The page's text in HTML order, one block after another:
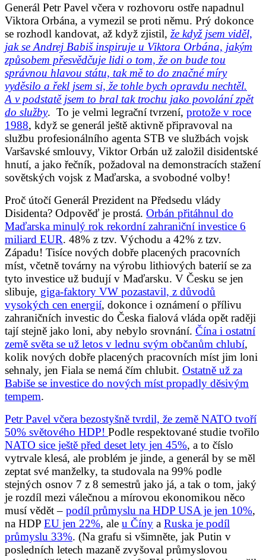
Generál Petr Pavel včera v rozhovoru ostře napadnul
Viktora Orbána, a vymezil se proti němu. Prý dokonce
se rozhodl kandovat, až když zjistil, že když jsem viděl,
jak se Andrej Babiš inspiruje u Viktora Orbána, jakým
způsobem přesvědčuje lidi o tom, že on bude tou
správnou hlavou státu, tak mě to do značné míry
vyděsilo a řekl jsem si, že tohle bych opravdu nechtěl.
A v podstatě jsem to bral tak trochu jako povolání zpět
do služby. To je velmi legrační tvrzení, protože v roce
1988, když se generál ještě aktivně připravoval na
službu profesionálního agenta STB ve službách vojsk
Varšavské smlouvy, Viktor Orbán už založil disidentské
hnutí, a jako řečník, požadoval na demonstracích stažení
sovětských vojsk z Maďarska, a svobodné volby!
Proč útočí Generál Prezident na Předsedu vlády
Disidenta? Odpověď je prostá. Orbán přitáhnul do
Maďarska minulý rok rekordní zahraniční investice 6
miliard EUR. 48% z tzv. Východu a 42% z tzv.
Západu! Tisíce nových dobře placených pracovních
míst, včetně továrny na výrobu lithiových baterií se za
tyto investice už budují v Maďarsku. V Česku se jen
slibuje, giga-faktory VW pozastavil, z důvodů
vysokých cen energií, dokonce i oznámení o přílivu
zahraničních investic do Česka fialová vláda opět raději
tají stejně jako loni, aby nebylo srovnání. Čína i ostatní
země světa se už letos v lednu svým občanům chlubí,
kolik nových dobře placených pracovních míst jim loni
sehnaly, jen Fiala se nemá čím chlubit. Ostatně už za
Babiše se investice do nových míst propadly děsivým
tempem.
Petr Pavel včera bezostyšně tvrdil, že země NATO tvoří
50% světového HDP! Podle respektované studie tvořilo
NATO sice ještě před deset lety jen 45%, a to číslo
vytrvale klesá, ale problém je jinde, a generál by se měl
zeptat své manželky, ta studovala na 99% podle
stejných osnov 7 z 8 semestrů jako já, a tak o tom, jaký
je rozdíl mezi válečnou a mírovou ekonomikou něco
musí vědět – podíl průmyslu na HDP USA je jen 10%,
na HDP EU jen 22%, ale u Číny a Ruska je podíl
průmyslu 33%. (Na grafu si všimněte, jak Putin v
posledních letech mazaně zvyšoval průmyslovou